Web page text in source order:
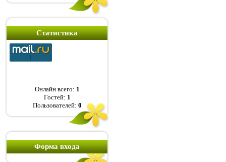
Статистика
Онлайн всего: 1
Гостей: 1
Пользователей: 0
Форма входа